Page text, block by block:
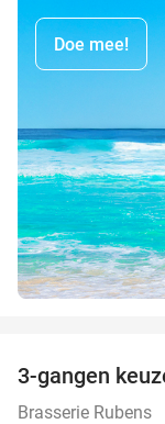
Doe mee!
3-gangen
Brasserie Rubens